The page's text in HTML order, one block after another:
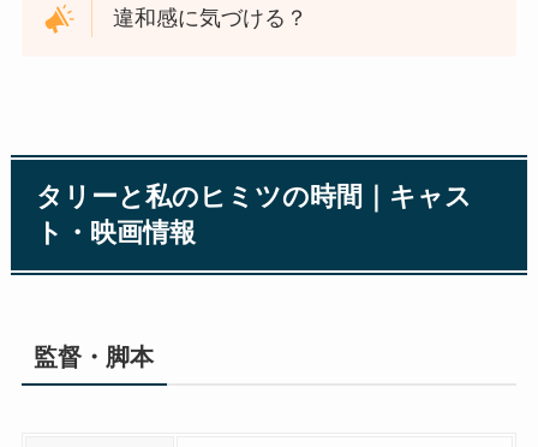
違和感に気づける？
タリーと私のヒミツの時間｜キャス
ト・映画情報
監督・脚本